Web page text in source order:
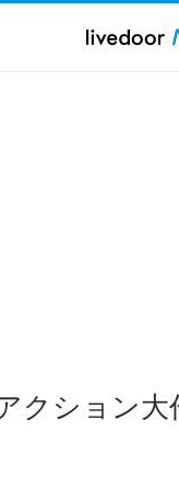
クション